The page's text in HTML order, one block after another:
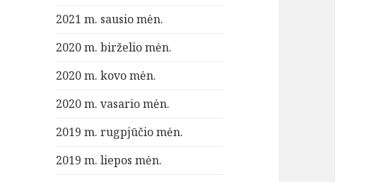
2021 m. sausio mėn.
2020 m. birželio mėn.
2020 m. kovo mėn.
2020 m. vasario mėn.
2019 m. rugpjūčio mėn.
2019 m. liepos mėn.